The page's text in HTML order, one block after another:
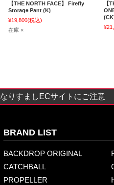
【THE NORTH FACE】 Firefly
Storage Pant (K)
¥19,800(税込)
在庫 ×
【
なりすましECサイトにご注意
BRAND LIST
BACKDROP ORIGINAL
CATCHBALL
PROPELLER